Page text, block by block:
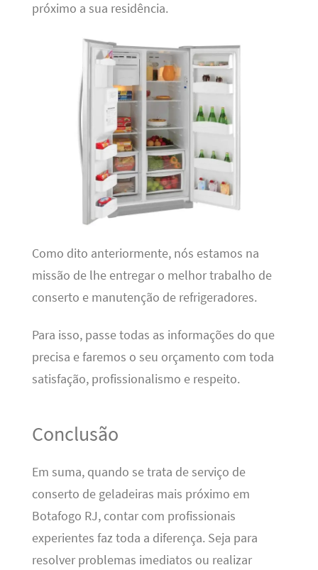
próximo a sua residência.
Como dito anteriormente, nós estamos na
missão de lhe entregar o melhor trabalho de
conserto e manutenção de refrigeradores.
Para isso, passe todas as informações do que
precisa e faremos o seu orçamento com toda
satisfação, profissionalismo e respeito.
Conclusão
Em suma, quando se trata de serviço de
conserto de geladeiras mais próximo em
Botafogo RJ, contar com profissionais
experientes faz toda a diferença. Seja para
resolver problemas imediatos ou realizar